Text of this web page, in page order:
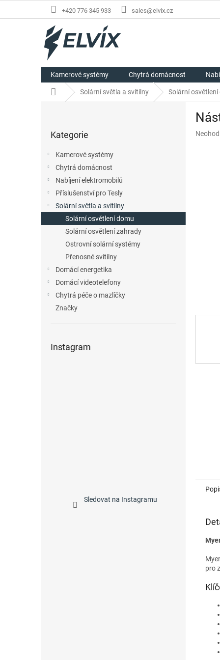
+420 776 345 933 sales@elvix.cz
Kamerové systémy Chytrá domácnost
Domů Solární světla a svítilny Solární osvětlení
a
n
kategorie
Kategorie
Kamerové systémy
Chytrá domácnost
Nabíjení elektromobilů
Příslušenství pro Tesly
Solární světla a svítilny
Solární osvětlení domu
Solární osvětlení zahrady
Ostrovní solární systémy
Přenosné svítilny
Domácí energetika
Domácí videotelefony
Chytrá péče o mazlíčky
Značky
Instagram
Sledovat na Instagramu
pro